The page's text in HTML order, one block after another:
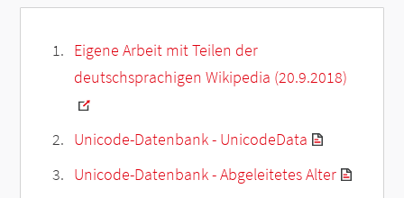
Eigene Arbeit mit Teilen der
deutschsprachigen Wikipedia (20.9.2018)
Unicode-Datenbank - UnicodeData
Unicode-Datenbank - Abgeleitetes Alter